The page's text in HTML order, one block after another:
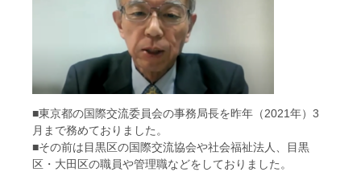
■東京都の国際交流委員会の事務局長を昨年（2021年）3
月まで務めておりました。
■その前は目黒区の国際交流協会や社会福祉法人、目黒
区・大田区の職員や管理職などをしておりました。